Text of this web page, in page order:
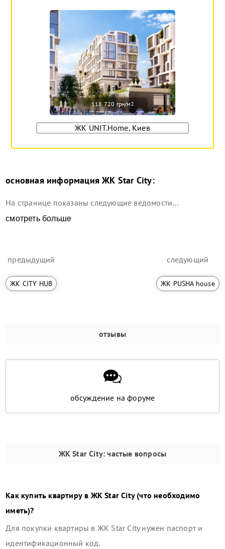
118 720 грн/м2
ЖК UNIT.Home, Киев
основная информация ЖК Star City:
На странице показаны следующие ведомости...
смотреть больше
предыдущий
ЖК CITY HUB
следующий
ЖК PUSHA house
отзывы
обсуждение на форуме
ЖК Star City: частые вопросы
Как купить квартиру в ЖК Star City(что необходимо
иметь)?
Для покупки квартиры в ЖК Star Cityнужен паспорт и
идентификационный код.